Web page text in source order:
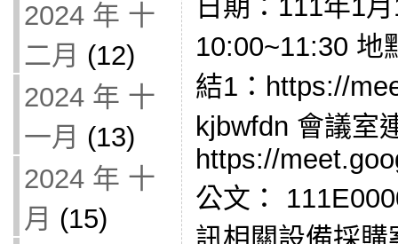
2024 年 十
二月 (12)
2024 年 十
一月 (13)
2024 年 十
月 (15)
日期：111年1
10:00~11:30 地
結1：https://
kjbwfdn 會議室
https://
公文：